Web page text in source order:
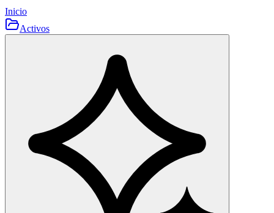
Inicio
Activos